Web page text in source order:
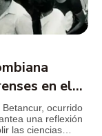
en el
ocurrido
una reflexión
las ciencias